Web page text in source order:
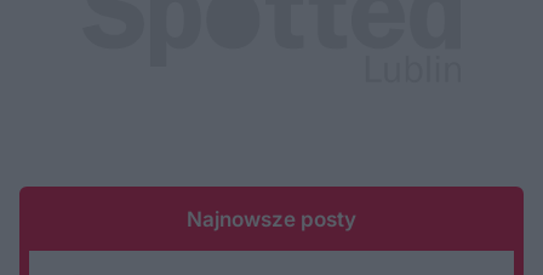
Najnowsze posty